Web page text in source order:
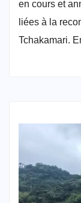
en cours et
liées à la
Tchakamari.